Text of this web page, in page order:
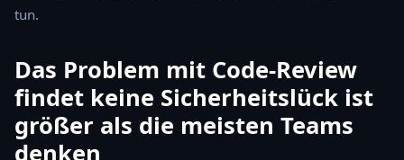
tun.
Das Problem mit Code-Review
findet keine Sicherheitslück ist
größer als die meisten Teams
denken